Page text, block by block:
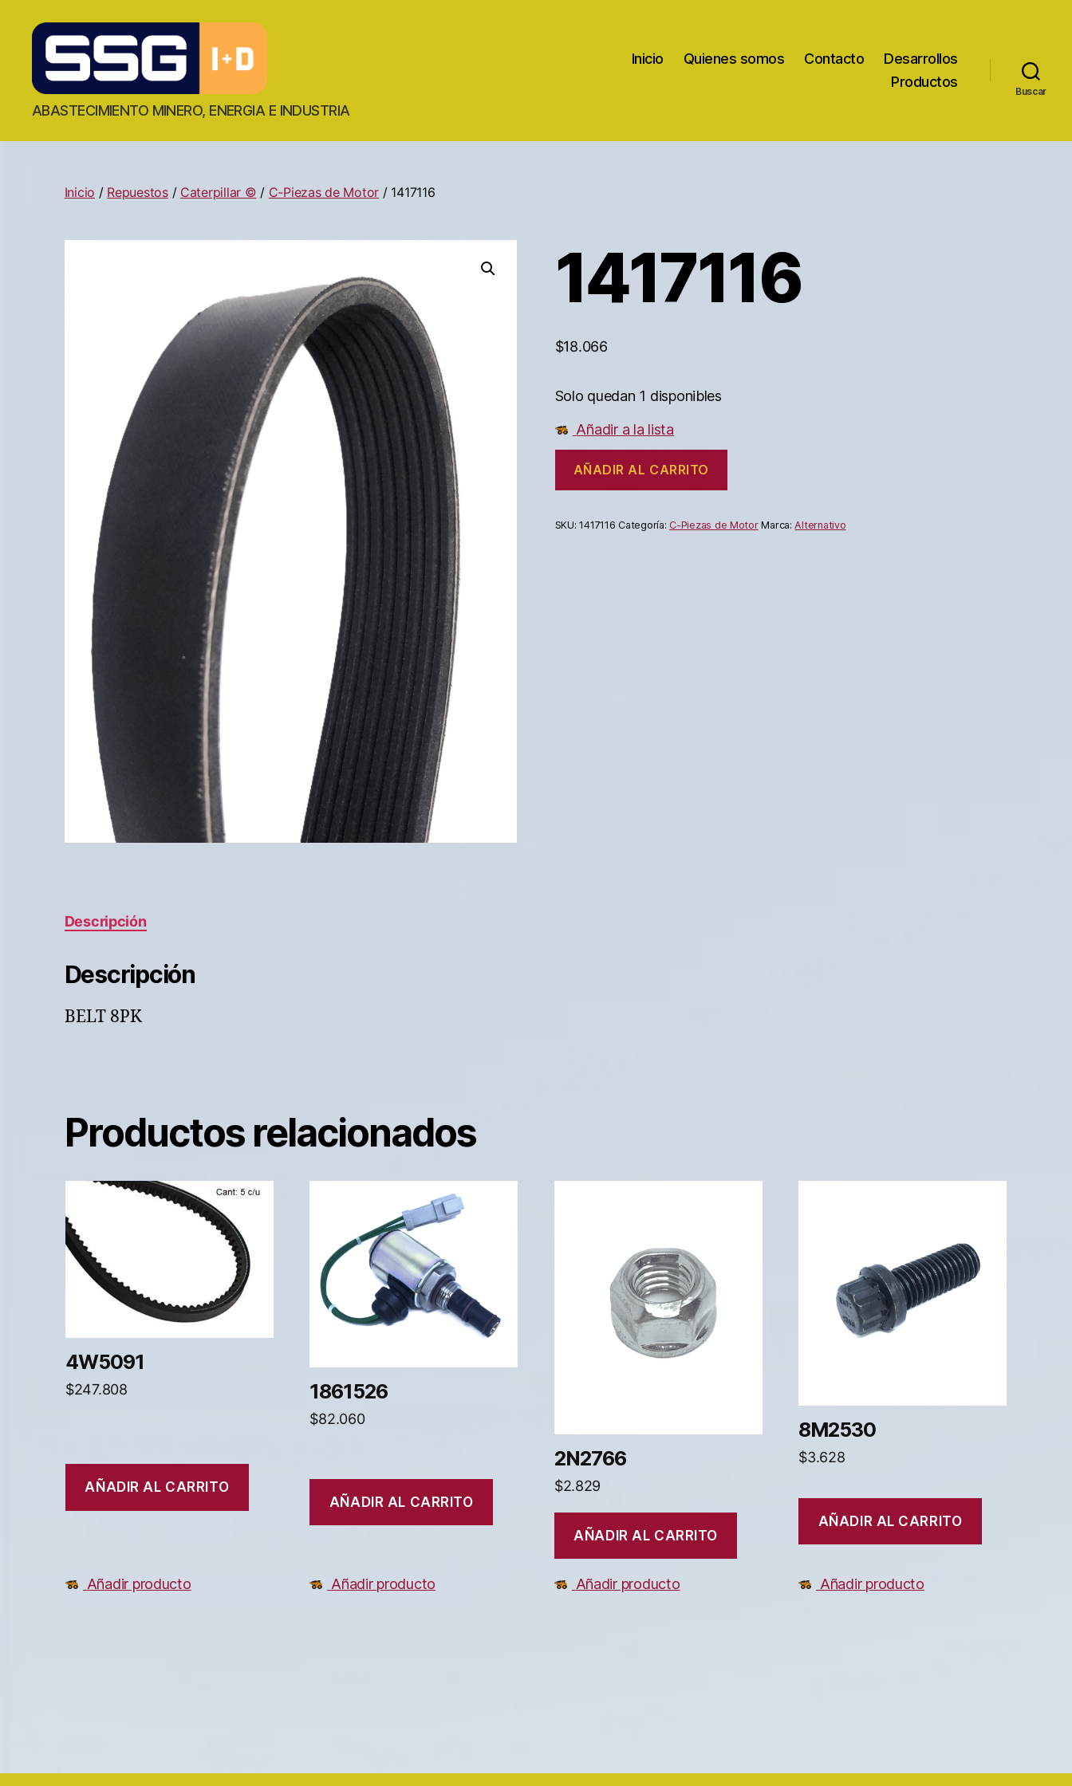
ABASTECIMIENTO MINERO, ENERGIA E INDUSTRIA
Inicio Quienes somos Contacto
Desarrollos
Productos
Buscar
Inicio / Repuestos/ Caterpillar © / C-Piezas de Motor / 1417116
1417116
$18.066
Solo quedan 1 disponibles
Añadir a la lista
AÑADIR AL CARRITO
SKU:1417116 Categoría: C-Piezas de Motor Marca:Alternativo
Descripción
Descripción
BELT 8PK
Productos relacionados
4W5091
$247.808
AÑADIR AL CARRITO
Añadir producto
1861526
$82.060
AÑADIR AL CARRITO
Añadir producto
2N2766
$2.829
AÑADIR AL CARRITO
Añadir producto
8M2530
$3.628
AÑADIR AL CARRITO
Añadir producto